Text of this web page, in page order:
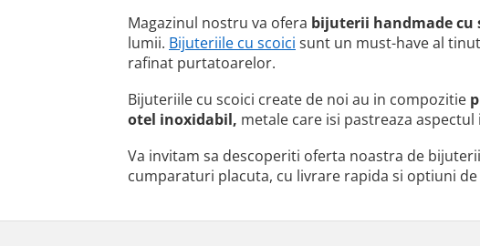
Magazinul nostru va ofera bijuterii handmadecu
lumii. Bijuteriile cu scoici sunt un must-have al
rafinat purtatoarelor.
Bijuteriile cu scoici create de noi au in compozitie
otel inoxidabil, metale care isi pastreaza aspectul
Va invitam sa descoperiti oferta noastra de
cumparaturi placuta, cu livrare rapida si optiuni